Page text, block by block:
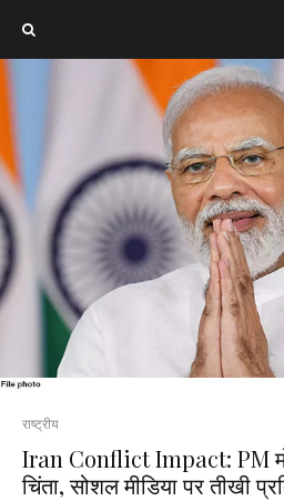
राष्ट्रीय
Iran Conflict Impact: PM
चिंता, सोशल मीडिया पर तीखी